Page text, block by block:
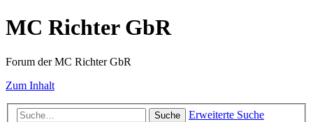
MC Richter GbR
Forum der MC Richter GbR
Zum Inhalt
Suche Erweiterte Suche